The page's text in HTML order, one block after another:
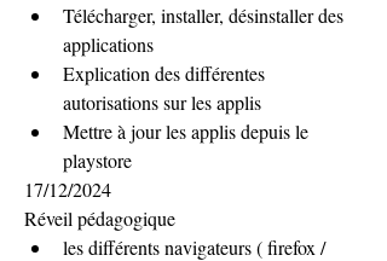
Télécharger, installer, désinstaller des
applications
Explication des différentes
autorisations sur les applis
Mettre à jour les applis depuis le
playstore
17/12/2024
Réveil pédagogique
les différents navigateurs ( firefox /